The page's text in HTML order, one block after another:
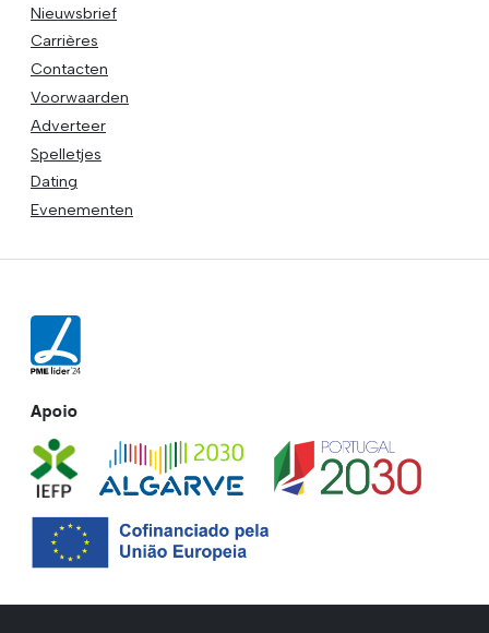
Nieuwsbrief
Carrières
Contacten
Voorwaarden
Adverteer
Spelletjes
Dating
Evenementen
Apoio